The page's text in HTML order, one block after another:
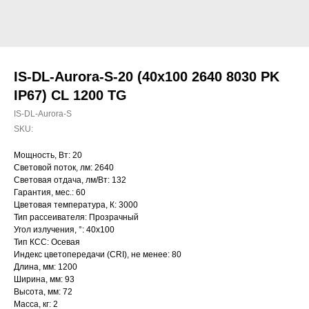
IS-DL-Aurora-S-20 (40x100 2640 8030 PK
IP67) CL 1200 TG
IS-DL-Aurora-S
SKU:
Мощность, Вт: 20
Световой поток, лм: 2640
Световая отдача, лм/Вт: 132
Гарантия, мес.: 60
Цветовая температура, К: 3000
Тип рассеивателя: Прозрачный
Угол излучения, °: 40х100
Тип КСС: Осевая
Индекс цветопередачи (CRI), не менее: 80
Длина, мм: 1200
Ширина, мм: 93
Высота, мм: 72
Масса, кг: 2